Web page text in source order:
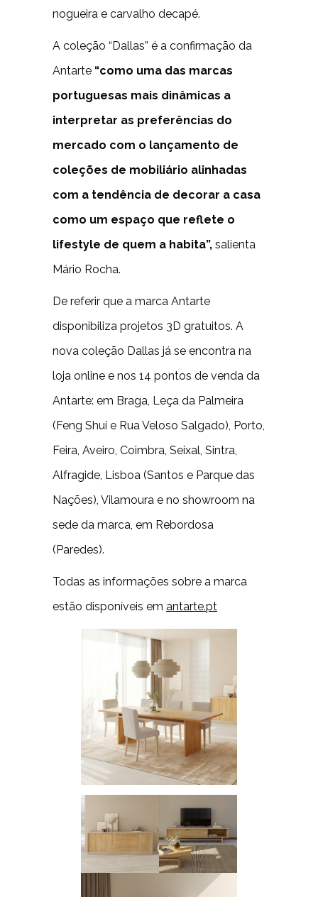
nogueira e carvalho decapé.
A coleção “Dallas” é a confirmação da
Antarte “como uma das marcas
portuguesas mais dinâmicas a
interpretar as preferências do
mercado com o lançamento de
coleções de mobiliário alinhadas
com a tendência de decorar a casa
como um espaço que reflete o
lifestyle de quem a habita”, salienta
Mário Rocha.
De referir que a marca Antarte
disponibiliza projetos 3D gratuitos. A
nova coleção Dallas já se encontra na
loja online e nos 14 pontos de venda da
Antarte: em Braga, Leça da Palmeira
(Feng Shui e Rua Veloso Salgado), Porto,
Feira, Aveiro, Coimbra, Seixal, Sintra,
Alfragide, Lisboa (Santos e Parque das
Nações), Vilamoura e no showroom na
sede da marca, em Rebordosa
(Paredes).
Todas as informações sobre a marca
estão disponíveis em antarte.pt